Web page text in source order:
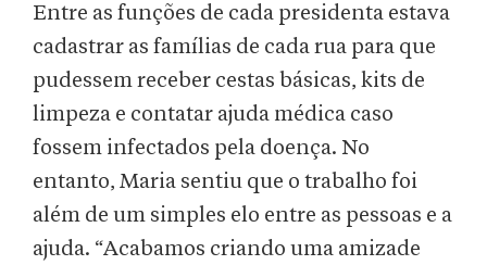
Entre as funções de cada presidenta estava
cadastrar as famílias de cada rua para que
pudessem receber cestas básicas, kits de
limpeza e contatar ajuda médica caso
fossem infectados pela doença. No
entanto, Maria sentiu que o trabalho foi
além de um simples elo entre as pessoas e a
ajuda. “Acabamos criando uma amizade